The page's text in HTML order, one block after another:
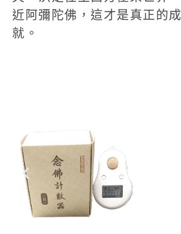
近阿彌陀佛，這才是真正的成
就。